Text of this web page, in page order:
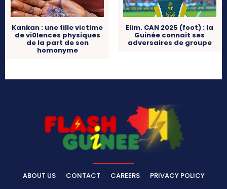
Kankan : une fille victime
de vi0lences physiques
de la part de son
homonyme
Elim. CAN 2025 (foot) : la
Guinée connait ses
adversaires de groupe
ABOUT US CONTACT CAREERS PRIVACY POLICY